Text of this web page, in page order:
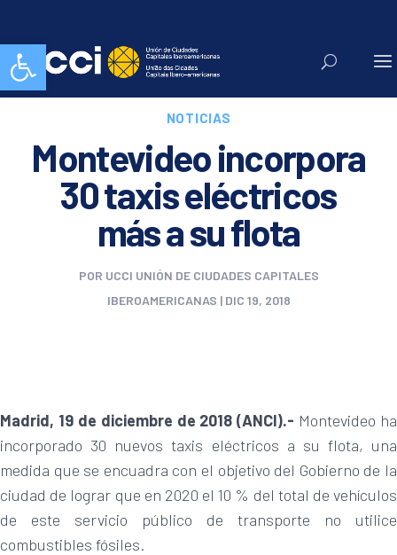
Abrir barra de herramientas
NOTICIAS
Montevideo incorpora
30 taxis eléctricos
más a su flota
POR UCCI UNIÓN DE CIUDADES CAPITALES
IBEROAMERICANAS | DIC 19, 2018
Madrid, 19 de diciembre de 2018 (ANCI).- Montevideo ha
incorporado 30 nuevos taxis eléctricos a su flota, una
medida que se encuadra con el objetivo del Gobierno de la
ciudad de lograr que en 2020 el 10 % del total de vehículos
de este servicio público de transporte no utilice
combustibles fósiles.